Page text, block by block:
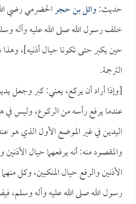
حديث:وائل بن حجرالحضرمي رضي
خلف رسول الله صلى الله عليه وآله
حين يكبر حتى تكونا حيال أذنيه]،
الترجمة.
[وإذا أراد أن يركع، يعني: كبر وجعل
عندما يرفع رأسه من الركوع، وليس في
اليدين في غير الموضع الأول الذي هو
والمقصود منه: أنه يرفعهما حيال
الأذنين والرفع حيال المنكبين، وكل
رسول الله صلى الله عليه وآله وسلم،